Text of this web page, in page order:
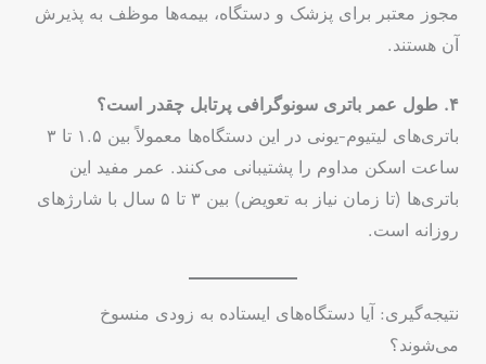
مجوز معتبر برای پزشک و دستگاه، بیمه‌ها موظف به پذیرش
آن هستند.
۴. طول عمر باتری سونوگرافی پرتابل چقدر است؟
باتری‌های لیتیوم-یونی در این دستگاه‌ها معمولاً بین ۱.۵ تا ۳
ساعت اسکن مداوم را پشتیبانی می‌کنند. عمر مفید این
باتری‌ها (تا زمان نیاز به تعویض) بین ۳ تا ۵ سال با شارژهای
روزانه است.
نتیجه‌گیری: آیا دستگاه‌های ایستاده به زودی منسوخ
می‌شوند؟